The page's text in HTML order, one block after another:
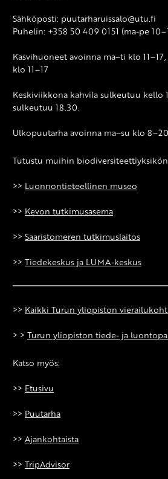
Sähköposti: puutarharuissalo@utu.fi
Puhelin: +358 50 409 0151 (ma-pe
Kasvihuoneet avoinna ma–ti klo
klo 11–17
Keskiviikkona kahvila sulkeutuu kello
sulkeutuu 18.30.
Ulkopuutarha avoinna ma–su klo 8–20
Tutustu muihin
>> Luonnontieteellinen museo
>> Kevon tutkimusasema
>> Saaristomeren tutkimuslaitos
>> Tiedekeskus ja LUMA-keskus
>> Kaikki Turun yliopiston
> > Turun yliopiston tiede- ja
Katso myös:
>> Etusivu
>> Puutarha
>> Ajankohtaista
>> TripAdvisor